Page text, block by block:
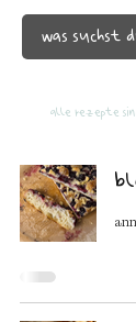
alle rezepte